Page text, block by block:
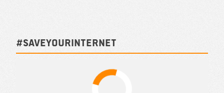
#SAVEYOURINTERNET